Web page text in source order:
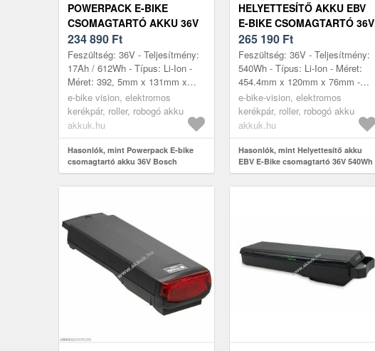
POWERPACK E-BIKE
CSOMAGTARTÓ AKKU 36V
BOSCH CLASSIC LINE
HAJTÁSRENDSZERHEZ,
17AH
234 890 Ft
Feszültség: 36V - Teljesítmény:
17Ah / 612Wh - Típus: Li-Ion -
Méret: 392, 5mm x 131mm x
77mm - kompatibilis modellek:
288Wh-os csomagtartó
akkumul...
e-bike vision, elektromos
kerékpár, roller, robogó akku
akkuk.hu
Hasonlók, mint Powerpack E-bike
csomagtartó akku 36V Bosch
Classic Line hajtásrendszerhez,
17Ah
HELYETTESÍTŐ AKKU EBV
E-BIKE CSOMAGTARTÓ 36V
540WH 15AH LI-ION
265 190 Ft
Feszültség: 36V - Teljesítmény:
540Wh - Típus: Li-Ion - Méret:
454.4mm x 120mm x 76mm -
kompatibilis modellek: BBR 240
(300 Wh Platinum) 0 275 007 ...
e-bike-vision, elektromos
kerékpár, roller, robogó akku
akkuk.hu
Hasonlók, mint Helyettesítő akku
EBV E-Bike csomagtartó 36V 540Wh
15Ah Li-Ion